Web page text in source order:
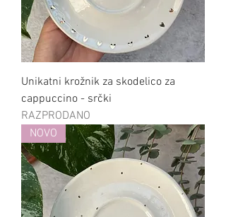
Unikatni krožnik za skodelico za
cappuccino - srčki
RAZPRODANO
NOVO